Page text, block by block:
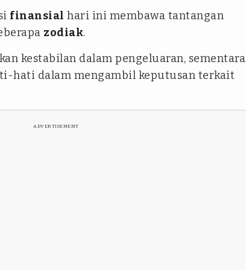
finansial hari ini membawa tantangan
zodiak.
kestabilan dalam pengeluaran, sementara
hati dalam mengambil keputusan terkait
ADVERTISEMENT